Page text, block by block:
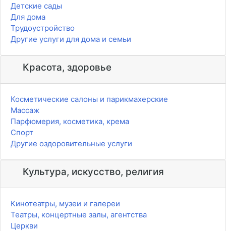
Детские сады
Для дома
Трудоустройство
Другие услуги для дома и семьи
Красота, здоровье
Косметические салоны и парикмахерские
Массаж
Парфюмерия, косметика, крема
Спорт
Другие оздоровительные услуги
Культура, искусство, религия
Кинотеатры, музеи и галереи
Театры, концертные залы, агентства
Церкви